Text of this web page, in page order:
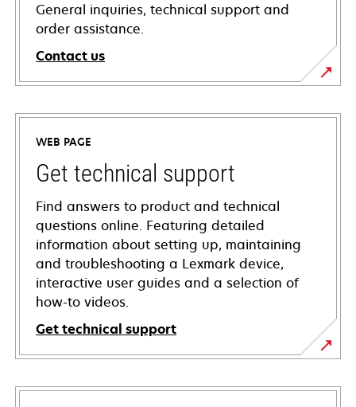
General inquiries, technical support and
order assistance.
Contact us
WEB PAGE
Get technical support
Find answers to product and technical
questions online. Featuring detailed
information about setting up, maintaining
and troubleshooting a Lexmark device,
interactive user guides and a selection of
how-to videos.
Get technical support
opens
in